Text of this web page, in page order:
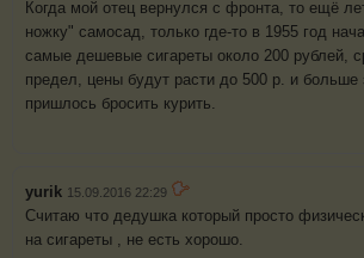
Когда мой отец вернулся с фронта, то ещё
ножку" самосад, только где-то в 1955 год
самые дешевые сигареты около 200 рублей,
предел, цены будут расти до 500 р. и
пришлось бросить курить.
yurik 15.09.2016 22:29
Считаю что дедушка который просто
на сигареты , не есть хорошо.